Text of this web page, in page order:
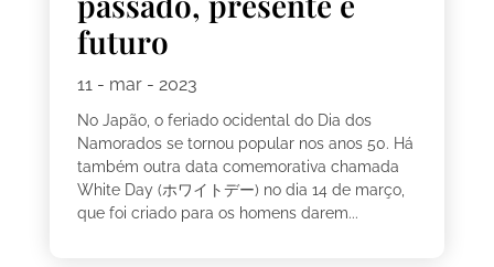
futuro
11 - mar - 2023
No Japão, o feriado ocidental do Dia dos
Namorados se tornou popular nos anos 50. Há
também outra data comemorativa chamada
White Day (ホワイトデー) no dia 14 de março,
que foi criado para os homens darem...